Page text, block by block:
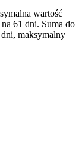
wartość
61 dni. Suma do
dni, maksymalny